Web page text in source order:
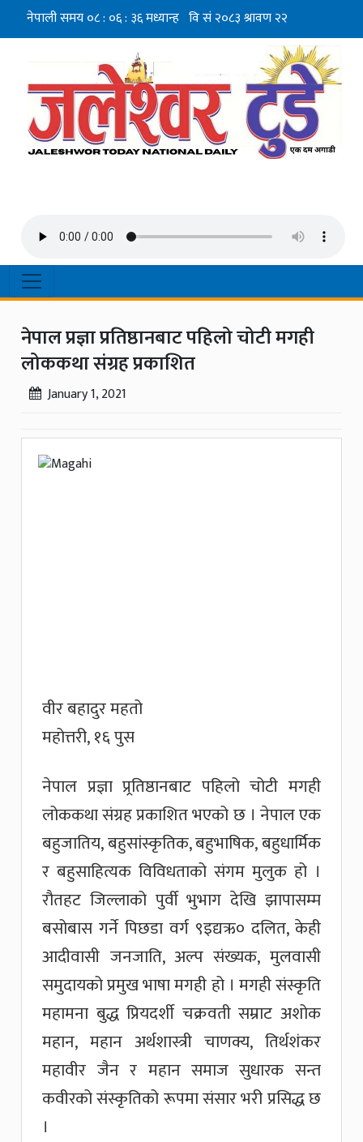
नेपाल प्रज्ञा प्रतिष्ठानबाट पहिलो चोटी मगही
लोककथा संग्रह प्रकाशित
January 1, 2021
वीर बहादुर महतो
महोत्तरी, १६ पुस
नेपाल प्रज्ञा प्र्रतिष्ठानबाट पहिलो चोटी मगही
लोककथा संग्रह प्रकाशित भएको छ । नेपाल एक
बहुजातिय, बहुसांस्कृतिक, बहुभाषिक, बहुधार्मिक
र बहुसाहित्यक विविधताको संगम मुलुक हो ।
रौतहट जिल्लाको पुर्वी भुभाग देखि झापासम्म
बसोबास गर्ने पिछडा वर्ग ९इद्यऋ० दलित, केही
आदीवासी जनजाति, अल्प संख्यक, मुलवासी
समुदायको प्रमुख भाषा मगही हो । मगही संस्कृति
महामना बुद्ध प्रियदर्शी चक्रवती सम्राट अशोक
महान, महान अर्थशास्त्री चाणक्य, तिर्थशंकर
महावीर जैन र महान समाज सुधारक सन्त
कवीरको संस्कृतिको रूपमा संसार भरी प्रसिद्ध छ
।